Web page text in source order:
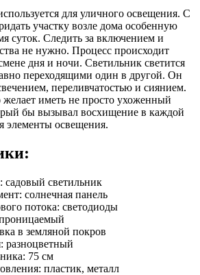
для уличного освещения. С
участку возле дома особенную
суток. Следить за включением и
не нужно. Процесс происходит
дня и ночи. Светильник светится
переходящими один в другой. Он
переливчатостью и сиянием.
желает иметь не просто ухоженный
бы вызывал восхищение в каждой
элементы освещения.
садовый светильник
солнечная панель
потока: светодиоды
в земляной покров
разноцветный
75 см
пластик, металл